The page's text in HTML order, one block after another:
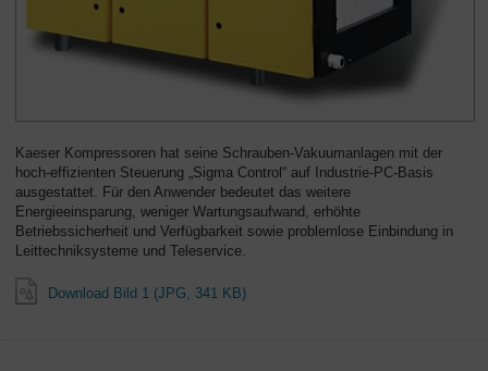
Kaeser Kompressoren hat seine Schrauben-Vakuumanlagen mit der
hoch-effizienten Steuerung „Sigma Control“ auf Industrie-PC-Basis
ausgestattet. Für den Anwender bedeutet das weitere
Energieeinsparung, weniger Wartungsaufwand, erhöhte
Betriebssicherheit und Verfügbarkeit sowie problemlose Einbindung in
Leittechniksysteme und Teleservice.
Download Bild 1 (JPG, 341 KB)